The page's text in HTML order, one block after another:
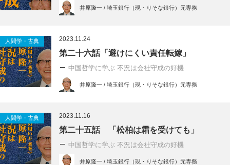
井原隆一 / 埼玉銀行（現・りそな銀行）元専務
人間学・古典 2023.11.24
第二十六話「避けにくい責任転嫁」
中国哲学に学ぶ 不況は会社守成の好機
井原隆一 / 埼玉銀行（現・りそな銀行）元専務
人間学・古典 2023.11.16
第二十五話 「松柏は霜を受けても」
中国哲学に学ぶ 不況は会社守成の好機
井原隆一 / 埼玉銀行（現・りそな銀行）元専務